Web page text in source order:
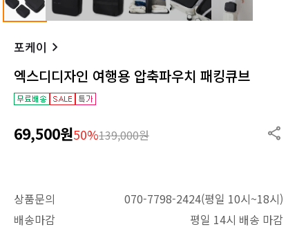
포케이
엑스디디자인 여행용 압축파우치 패킹큐브
69,500원50%139,000원
상품문의
070-7798-2424(평일 10시~18시)
배송마감
평일 14시 배송 마감